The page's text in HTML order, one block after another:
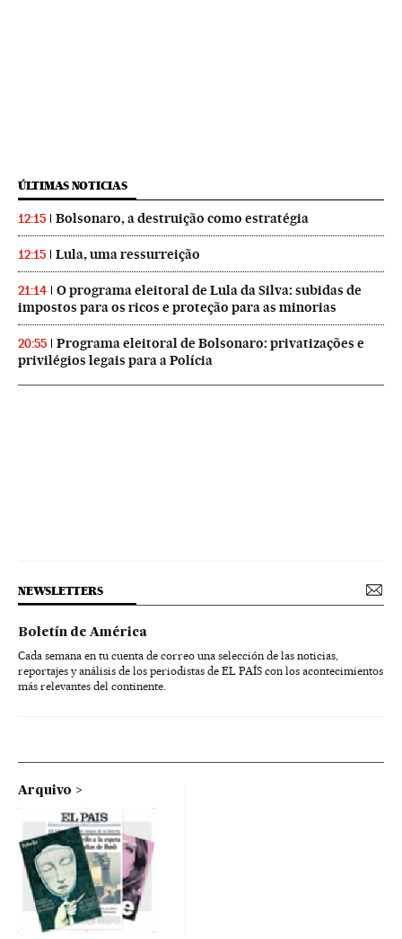
ÚLTIMAS NOTICIAS
12:15 Bolsonaro, a destruição como estratégia
12:15 Lula, uma ressurreição
21:14
O programa eleitoral de Lula da Silva: subidas de
impostos para os ricos e proteção para as minorias
20:55
Programa eleitoral de Bolsonaro: privatizações e
privilégios legais para a Polícia
NEWSLETTERS
Boletín de América
Cada semana en tu cuenta de correo una selección de las noticias,
reportajes y análisis de los periodistas de EL PAÍS con los acontecimientos
más relevantes del continente.
Arquivo